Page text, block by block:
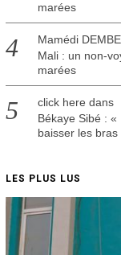
marées
Mamédi
Mali : un non-
marées
click here dans
Békaye Sibé :
baisser les bras
LES PLUS LUS